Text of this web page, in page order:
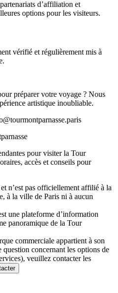
d’affiliation et
options pour les visiteurs.
vérifié et régulièrement mis à
préparer votre voyage ? Nous
artistique inoubliable.
pour visiter la Tour
accès et conseils pour
n’est pas officiellement affilié à la
à la ville de Paris ni à aucun
une plateforme d’information
panoramique de la Tour
commerciale appartient à son
concernant les options de
veuillez contacter les